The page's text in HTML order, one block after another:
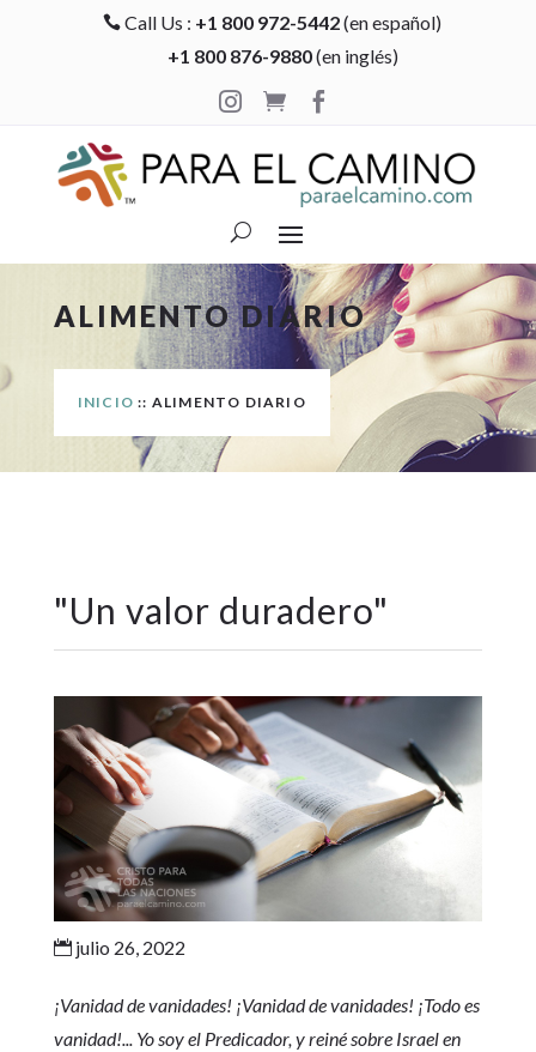
 Call Us : +1 800 972-5442(en español)
+1 800 876-9880(en inglés)

 
ALIMENTO DIARIO
INICIO :: ALIMENTO DIARIO
"Un valor duradero"
julio 26, 2022
¡Vanidad de vanidades! ¡Vanidad de vanidades! ¡Todo es
vanidad!... Yo soy el Predicador, y reiné sobre Israel en